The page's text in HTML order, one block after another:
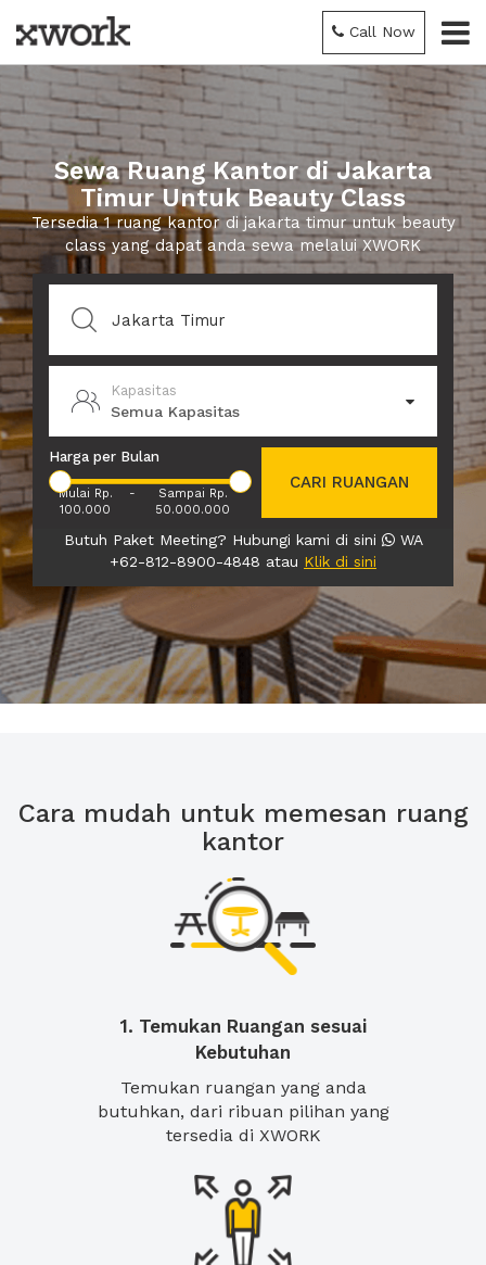
Call Now
Sewa Ruang Kantor di Jakarta
Timur Untuk Beauty Class
Tersedia 1 ruang kantor di jakarta timur untuk beauty
class yang dapat anda sewa melalui XWORK
Kapasitas
Semua Kapasitas
Harga per Bulan
Mulai Rp.
100.000
-
Sampai Rp.
50.000.000
CARI RUANGAN
Butuh Paket Meeting? Hubungi kami di sini
WA
+62-812-8900-4848 atau Klik di sini
Cara mudah untuk memesan ruang
kantor
1. Temukan Ruangan sesuai
Kebutuhan
Temukan ruangan yang anda
butuhkan, dari ribuan pilihan yang
tersedia di XWORK